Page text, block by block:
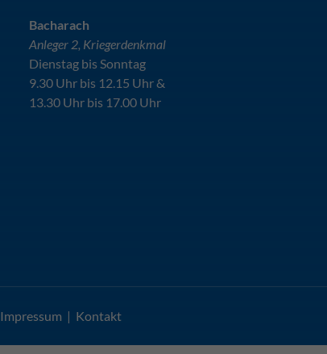
Bacharach
Anleger 2, Kriegerdenkmal
Dienstag bis Sonntag
9.30 Uhr bis 12.15 Uhr &
13.30 Uhr bis 17.00 Uhr
Impressum | Kontakt